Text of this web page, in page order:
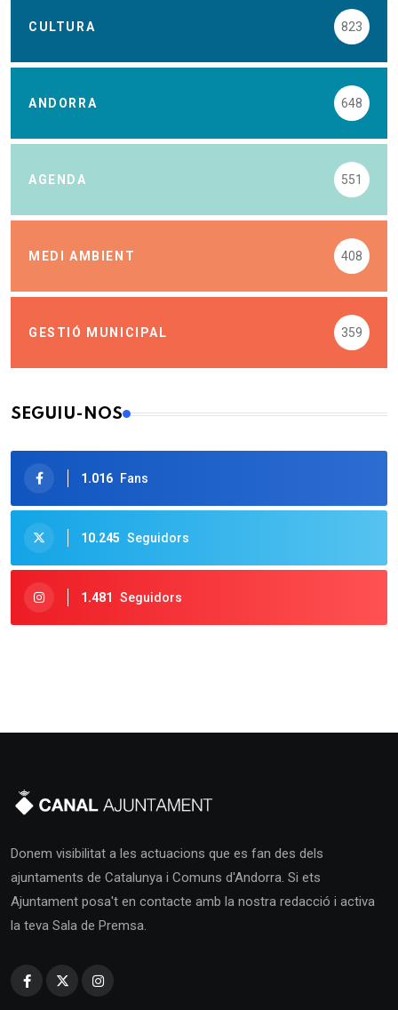
CULTURA 823
ANDORRA 648
AGENDA 551
MEDI AMBIENT 408
GESTIÓ MUNICIPAL 359
SEGUIU-NOS
1.016 Fans
10.245 Seguidors
1.481 Seguidors
Donem visibilitat a les actuacions que es fan des dels
ajuntaments de Catalunya i Comuns d'Andorra. Si ets
Ajuntament posa't en contacte amb la nostra redacció i activa
la teva Sala de Premsa.